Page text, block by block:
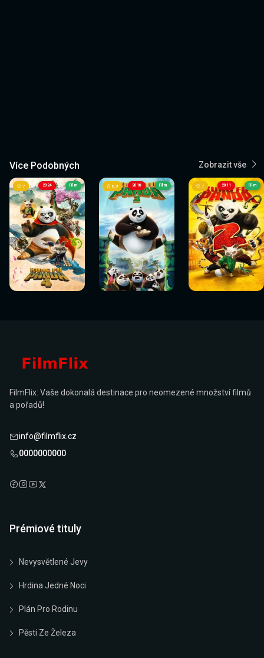
Více Podobných Zobrazit vše
2024
Sledovat
nyní
7 Film
Sledovat
nyní
2016
Sledovat
nyní
6.9 Film
Sledovat
nyní
2011
Sledovat
nyní
7 Film
Sledovat
nyní
FilmFlix: Vaše dokonalá destinace pro neomezené množství filmů
a pořadů!
info@filmflix.cz
0000000000
Prémiové tituly
Nevysvětlené Jevy
Hrdina Jedné Noci
Plán Pro Rodinu
Pěsti Ze Železa